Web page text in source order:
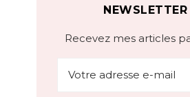
NEWSLETTER
Recevez mes articles